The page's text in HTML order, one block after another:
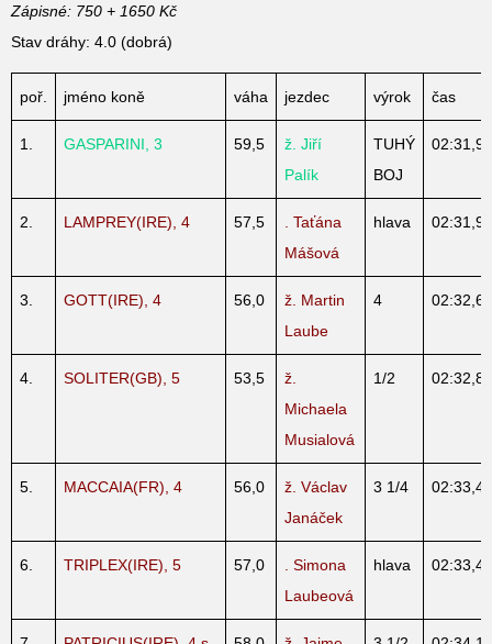
Zápisné: 750 + 1650 Kč
Stav dráhy: 4.0 (dobrá)
poř. jméno koně váha jezdec výrok čas
1. GASPARINI, 3 59,5
ž. Jiří
Palík
TUHÝ
BOJ
02:31,92
2. LAMPREY(IRE), 4 57,5
. Taťána
Mášová
hlava 02:31,94
3. GOTT(IRE), 4 56,0
ž. Martin
Laube
4 02:32,69
4. SOLITER(GB), 5 53,5
ž.
Michaela
Musialová
1/2 02:32,80
5. MACCAIA(FR), 4 56,0
ž. Václav
Janáček
3 1/4 02:33,42
6. TRIPLEX(IRE), 5 57,0
. Simona
Laubeová
hlava 02:33,44